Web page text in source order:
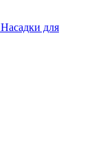
Насадки для